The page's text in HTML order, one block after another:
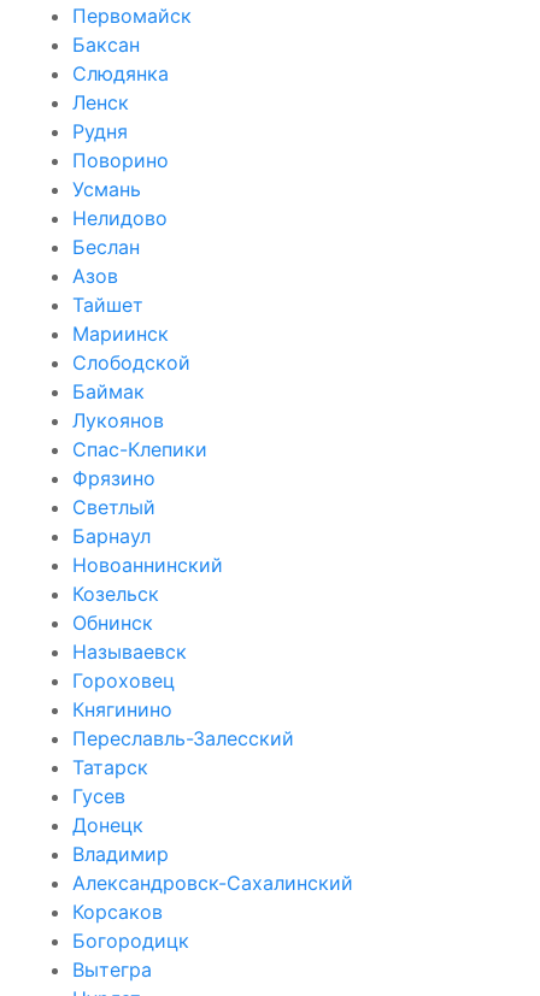
Первомайск
Баксан
Слюдянка
Ленск
Рудня
Поворино
Усмань
Нелидово
Беслан
Азов
Тайшет
Мариинск
Слободской
Баймак
Лукоянов
Спас-Клепики
Фрязино
Светлый
Барнаул
Новоаннинский
Козельск
Обнинск
Называевск
Гороховец
Княгинино
Переславль-Залесский
Татарск
Гусев
Донецк
Владимир
Александровск-Сахалинский
Корсаков
Богородицк
Вытегра